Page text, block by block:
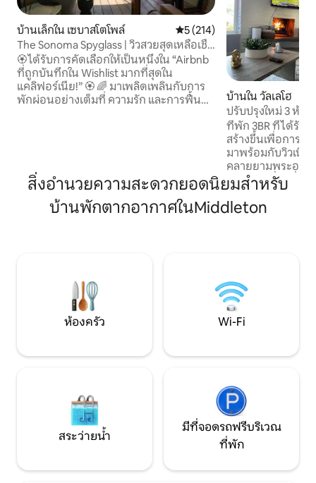
บ้านเล็กใน เซบาสโตโพล์ คะแนนเฉลี่ย 5 จาก 5, 214 รีวิว
5 (214)
The Sonoma Spyglass | วิวสวยสุดเหลือเชื่อ
+ ซาวน่า
🏵️ ได้รับการคัดเลือกให้เป็นหนึ่งใน “Airbnb
ที่ถูกบันทึกใน Wishlist มากที่สุดใน
แคลิฟอร์เนีย!” 🏵️ 🌈 มาเพลิดเพลินกับการ
พักผ่อนอย่างเต็มที่ ความรัก และการฟื้นฟู
ใจกลางไวน์คันทรีของโซโนมา สามารถเดิน
ไปยังสถานที่ใกล้เคียงและโรงบ่มไวน์ในท้อง
ถิ่นได้ แช่ตัวในอ่างอาบน้ำพร้อมวิวทิวทัศน์
บ้านใน วัลเลโฮ
ปรับปรุงใหม่ 3 ห้อ
ร้อน • ห้องเล่น • วิ
ที่พัก 3BR ที่ได้รับ
สร้างขึ้นเพื่อการเ
มาพร้อมกับวิวเนิน
คลายยามพระอา
ของเมืองที่น่าทึ่ง
ร้อนขนาดใหญ่ ♨️
สุดอลังการ 🎮 หรื
ไม่ว่าจะเป็นการเ
นี่คือการหลบหนีที่
จองเลย! 🏡
สิ่งอำนวยความสะดวกยอดนิยมสำหรับ
บ้านพักตากอากาศในMiddleton
ห้องครัว Wi-Fi
สระว่ายน้ำ
มีที่จอดรถฟรีบริเวณ
ที่พัก